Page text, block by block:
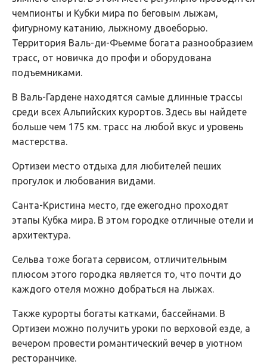
чемпионты и Кубки мира по беговым лыжам,
фигурному катанию, лыжному двоеборью.
Территория Валь-ди-Фьемме богата разнообразием
трасс, от новичка до профи и оборудована
подъемниками.
В Валь-Гардене находятся самые длинные трассы
среди всех Альпийских курортов. Здесь вы найдете
больше чем 175 км. трасс на любой вкус и уровень
мастерства.
Ортизеи место отдыха для любителей пеших
прогулок и любования видами.
Санта-Кристина место, где ежегодно проходят
этапы Кубка мира. В этом городке отличные отели и
архитектура.
Сельва тоже богата сервисом, отличительным
плюсом этого городка является то, что почти до
каждого отеля можно добраться на лыжах.
Также курорты богаты катками, бассейнами. В
Ортизеи можно получить уроки по верховой езде, а
вечером провести романтический вечер в уютном
ресторанчике.